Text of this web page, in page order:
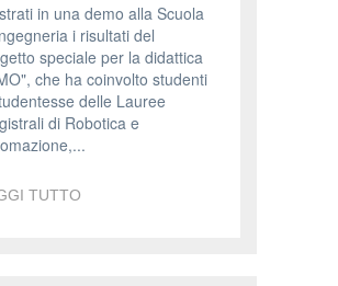
in una demo alla Scuola
i risultati del
speciale per la didattica
che ha coinvolto studenti
delle Lauree
di Robotica e
TUTTO